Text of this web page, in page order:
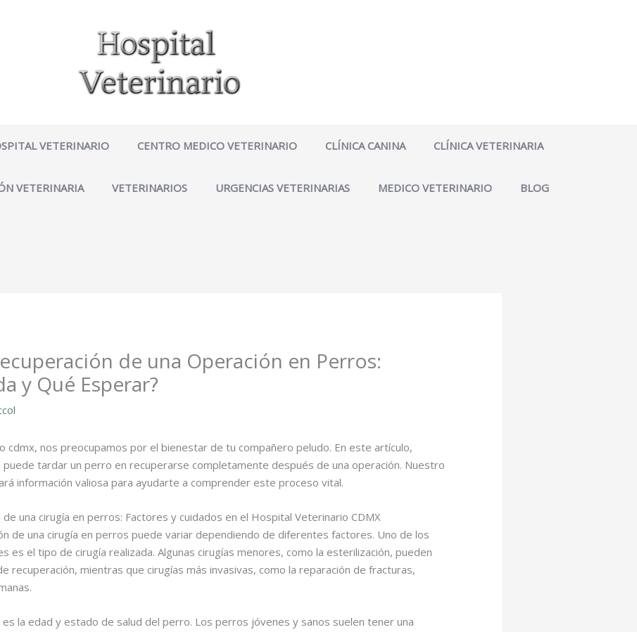
VETERINARIO CENTRO MEDICO VETERINARIO CLÍNICA CANINA CLÍNICA VETERINARIA
VETERINARIA VETERINARIOS URGENCIAS VETERINARIAS MEDICO VETERINARIO BLOG
de una Operación en Perros:
y Qué Esperar?
cdmx, nos preocupamos por el bienestar de tu compañero peludo. En este artículo,
tardar un perro en recuperarse completamente después de una operación. Nuestro
información valiosa para ayudarte a comprender este proceso vital.
una cirugía en perros: Factores y cuidados en el Hospital Veterinario CDMX
de una cirugía en perros puede variar dependiendo de diferentes factores. Uno de los
es el tipo de cirugía realizada. Algunas cirugías menores, como la esterilización, pueden
recuperación, mientras que cirugías más invasivas, como la reparación de fracturas,
la edad y estado de salud del perro. Los perros jóvenes y sanos suelen tener una